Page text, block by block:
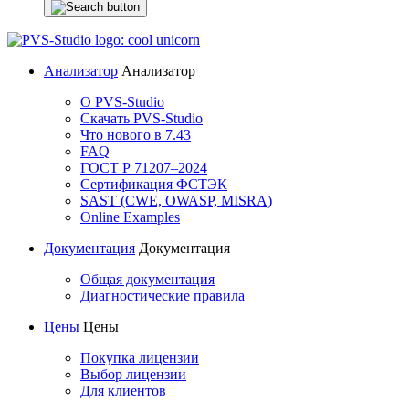
Анализатор Анализатор
О PVS-Studio
Скачать PVS-Studio
Что нового в 7.43
FAQ
ГОСТ Р 71207–2024
Сертификация ФСТЭК
SAST (CWE, OWASP, MISRA)
Online Examples
Документация Документация
Общая документация
Диагностические правила
Цены Цены
Покупка лицензии
Выбор лицензии
Для клиентов